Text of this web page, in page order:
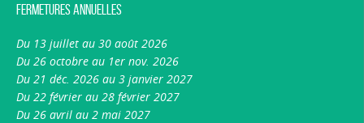
Fermetures annuelles
Du 13 juillet au 30 août 2026
Du 26 octobre au 1er nov. 2026
Du 21 déc. 2026 au 3 janvier 2027
Du 22 février au 28 février 2027
Du 26 avril au 2 mai 2027